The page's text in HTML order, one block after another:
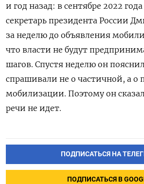
и год назад: в сентябре 2022
секретарь президента России
за неделю до объявления
что власти не будут
шагов. Спустя неделю он
спрашивали не о частичной, а о
мобилизации. Поэтому он
речи не идет.
ПОДПИСАТЬСЯ НА
ПОДПИСАТЬСЯ В